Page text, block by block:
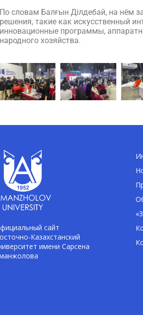
По словам Балғын Ділдебай, на нём
решения, такие как искусственный
инновационные программы,
народного хозяйства.
сайт
Казахстанский
имени Сарсена